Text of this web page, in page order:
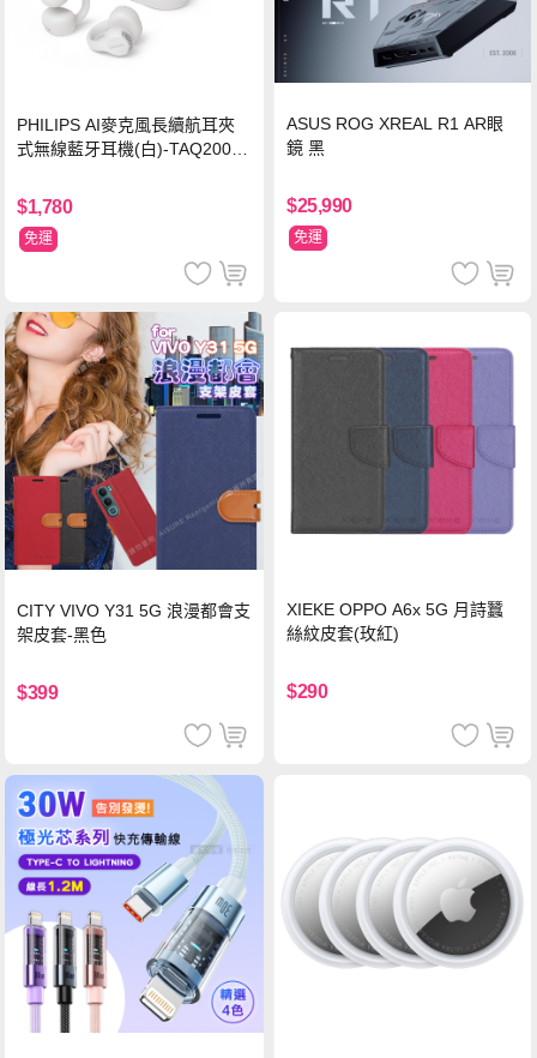
PHILIPS AI麥克風長續航耳夾
式無線藍牙耳機(白)-TAQ2000
$1,780
免運
ASUS ROG XREAL R1 AR眼
鏡 黑
$25,990
免運
CITY VIVO Y31 5G 浪漫都會支
架皮套-黑色
$399
XIEKE OPPO A6x 5G 月詩蠶
絲紋皮套(玫紅)
$290